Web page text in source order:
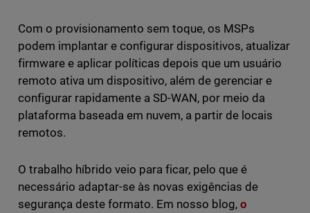
Com o provisionamento sem toque, os MSPs
podem implantar e configurar dispositivos, atualizar
firmware e aplicar políticas depois que um usuário
remoto ativa um dispositivo, além de gerenciar e
configurar rapidamente a SD-WAN, por meio da
plataforma baseada em nuvem, a partir de locais
remotos.
O trabalho híbrido veio para ficar, pelo que é
necessário adaptar-se às novas exigências de
segurança deste formato. Em nosso blog,o